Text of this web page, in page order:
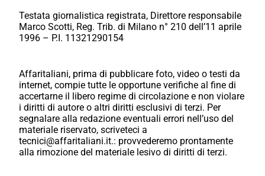
Testata giornalistica registrata, Direttore responsabile
Marco Scotti, Reg. Trib. di Milano n° 210 dell’11 aprile
1996 – P.I. 11321290154
Affaritaliani, prima di pubblicare foto, video o testi da
internet, compie tutte le opportune verifiche al fine di
accertarne il libero regime di circolazione e non violare
i diritti di autore o altri diritti esclusivi di terzi. Per
segnalare alla redazione eventuali errori nell’uso del
materiale riservato, scriveteci a
tecnici@affaritaliani.it.: provvederemo prontamente
alla rimozione del materiale lesivo di diritti di terzi.